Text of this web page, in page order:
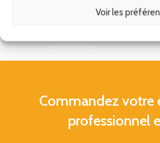
Voir les
Commandez votre
professionnel